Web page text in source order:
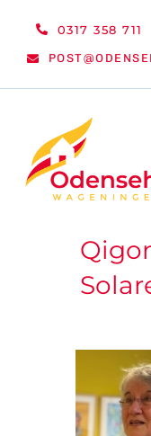
0317 358 711
WELKOM
ORGANISATIE